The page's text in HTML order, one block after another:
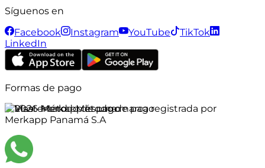
Síguenos en
Facebook
Instagram YouTube
TikTok
LinkedIn
Formas de pago
©2026Merkapp es una marca registrada por
Merkapp Panamá S.A